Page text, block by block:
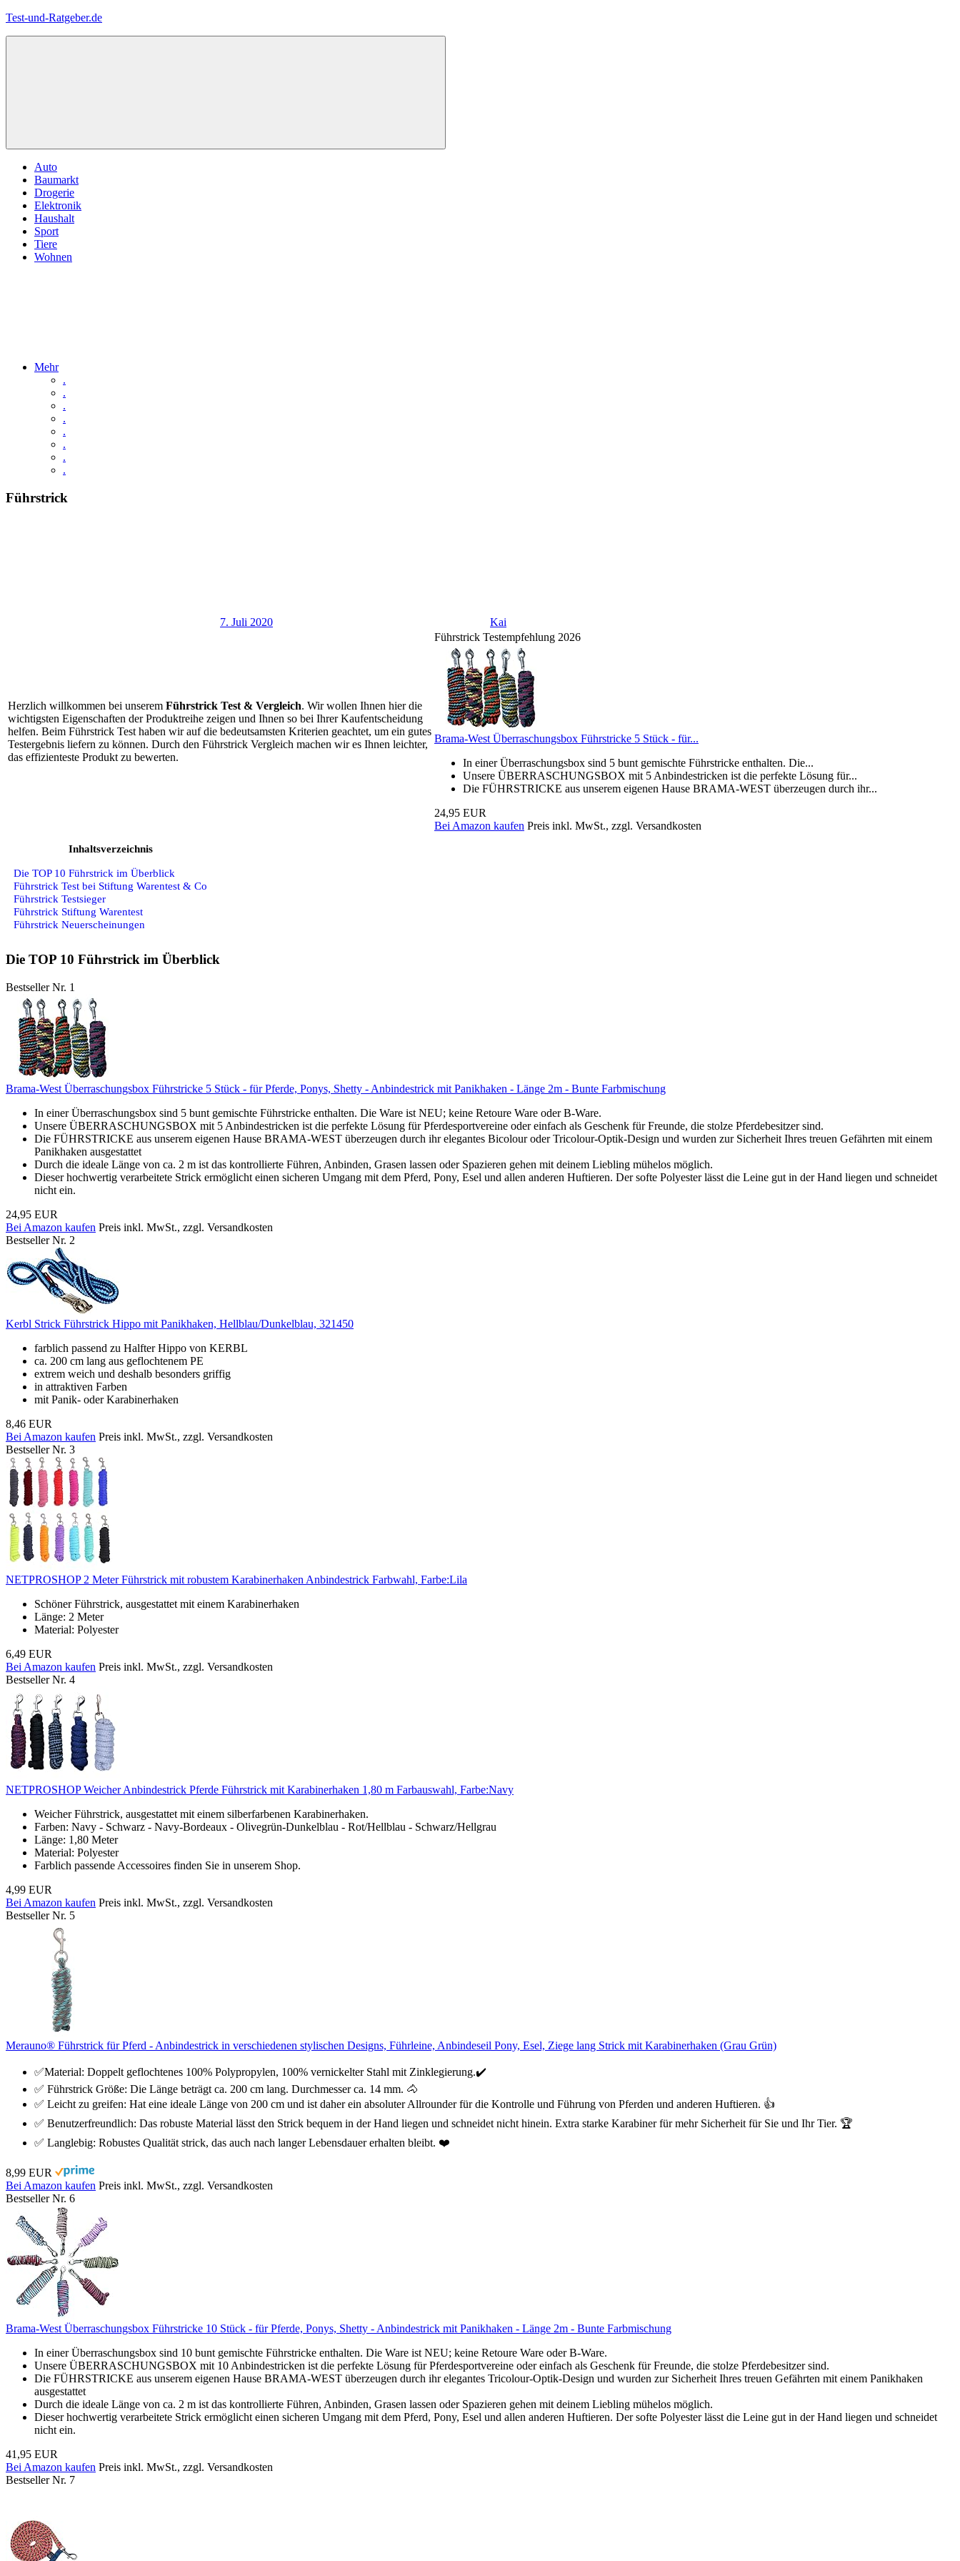
Zum
Test-und-Ratgeber.de
Menü
Auto
Baumarkt
Drogerie
Elektronik
Haushalt
Sport
Tiere
Wohnen
Mehr
.
.
.
.
.
.
.
.
Führstrick
7. Juli 2020 Kai
Herzlich willkommen bei unserem Führstrick Test & Vergleich. Wir wollen Ihnen hier die
wichtigsten Eigenschaften der Produktreihe zeigen und Ihnen so bei Ihrer Kaufentscheidung
helfen. Beim Führstrick Test haben wir auf die bedeutsamsten Kriterien geachtet, um ein gutes
Testergebnis liefern zu können. Durch den Führstrick Vergleich machen wir es Ihnen leichter,
das effizienteste Produkt zu bewerten.
Führstrick Testempfehlung 2026
Brama-West Überraschungsbox Führstricke 5 Stück - für...
In einer Überraschungsbox sind 5 bunt gemischte Führstricke enthalten. Die...
Unsere ÜBERRASCHUNGSBOX mit 5 Anbindestricken ist die perfekte Lösung für...
Die FÜHRSTRICKE aus unserem eigenen Hause BRAMA-WEST überzeugen durch ihr...
24,95 EUR
Bei Amazon kaufen Preis inkl. MwSt., zzgl. Versandkosten
Inhaltsverzeichnis
Die TOP 10 Führstrick im Überblick
Führstrick Test bei Stiftung Warentest & Co
Führstrick Testsieger
Führstrick Stiftung Warentest
Führstrick Neuerscheinungen
Die TOP 10 Führstrick im Überblick
Bestseller Nr. 1
Brama-West Überraschungsbox Führstricke 5 Stück - für Pferde, Ponys, Shetty - Anbindestrick mit Panikhaken - Länge 2m - Bunte Farbmischung
In einer Überraschungsbox sind 5 bunt gemischte Führstricke enthalten. Die Ware ist NEU; keine Retoure Ware oder B-Ware.
Unsere ÜBERRASCHUNGSBOX mit 5 Anbindestricken ist die perfekte Lösung für Pferdesportvereine oder einfach als Geschenk für Freunde, die stolze Pferdebesitzer sind.
Die FÜHRSTRICKE aus unserem eigenen Hause BRAMA-WEST überzeugen durch ihr elegantes Bicolour oder Tricolour-Optik-Design und wurden zur Sicherheit Ihres treuen Gefährten mit einem
Panikhaken ausgestattet
Durch die ideale Länge von ca. 2 m ist das kontrollierte Führen, Anbinden, Grasen lassen oder Spazieren gehen mit deinem Liebling mühelos möglich.
Dieser hochwertig verarbeitete Strick ermöglicht einen sicheren Umgang mit dem Pferd, Pony, Esel und allen anderen Huftieren. Der softe Polyester lässt die Leine gut in der Hand liegen und schneidet
nicht ein.
24,95 EUR
Bei Amazon kaufen Preis inkl. MwSt., zzgl. Versandkosten
Bestseller Nr. 2
Kerbl Strick Führstrick Hippo mit Panikhaken, Hellblau/Dunkelblau, 321450
farblich passend zu Halfter Hippo von KERBL
ca. 200 cm lang aus geflochtenem PE
extrem weich und deshalb besonders griffig
in attraktiven Farben
mit Panik- oder Karabinerhaken
8,46 EUR
Bei Amazon kaufen Preis inkl. MwSt., zzgl. Versandkosten
Bestseller Nr. 3
NETPROSHOP 2 Meter Führstrick mit robustem Karabinerhaken Anbindestrick Farbwahl, Farbe:Lila
Schöner Führstrick, ausgestattet mit einem Karabinerhaken
Länge: 2 Meter
Material: Polyester
6,49 EUR
Bei Amazon kaufen Preis inkl. MwSt., zzgl. Versandkosten
Bestseller Nr. 4
NETPROSHOP Weicher Anbindestrick Pferde Führstrick mit Karabinerhaken 1,80 m Farbauswahl, Farbe:Navy
Weicher Führstrick, ausgestattet mit einem silberfarbenen Karabinerhaken.
Farben: Navy - Schwarz - Navy-Bordeaux - Olivegrün-Dunkelblau - Rot/Hellblau - Schwarz/Hellgrau
Länge: 1,80 Meter
Material: Polyester
Farblich passende Accessoires finden Sie in unserem Shop.
4,99 EUR
Bei Amazon kaufen Preis inkl. MwSt., zzgl. Versandkosten
Bestseller Nr. 5
Merauno® Führstrick für Pferd - Anbindestrick in verschiedenen stylischen Designs, Führleine, Anbindeseil Pony, Esel, Ziege lang Strick mit Karabinerhaken (Grau Grün)
✅Material: Doppelt geflochtenes 100% Polypropylen, 100% vernickelter Stahl mit Zinklegierung.✔️
✅ Führstrick Größe: Die Länge beträgt ca. 200 cm lang. Durchmesser ca. 14 mm. 🐴
✅ Leicht zu greifen: Hat eine ideale Länge von 200 cm und ist daher ein absoluter Allrounder für die Kontrolle und Führung von Pferden und anderen Huftieren. 👍
✅ Benutzerfreundlich: Das robuste Material lässt den Strick bequem in der Hand liegen und schneidet nicht hinein. Extra starke Karabiner für mehr Sicherheit für Sie und Ihr Tier. 🏆
✅ Langlebig: Robustes Qualität strick, das auch nach langer Lebensdauer erhalten bleibt. ❤️
8,99 EUR
Bei Amazon kaufen Preis inkl. MwSt., zzgl. Versandkosten
Bestseller Nr. 6
Brama-West Überraschungsbox Führstricke 10 Stück - für Pferde, Ponys, Shetty - Anbindestrick mit Panikhaken - Länge 2m - Bunte Farbmischung
In einer Überraschungsbox sind 10 bunt gemischte Führstricke enthalten. Die Ware ist NEU; keine Retoure Ware oder B-Ware.
Unsere ÜBERRASCHUNGSBOX mit 10 Anbindestricken ist die perfekte Lösung für Pferdesportvereine oder einfach als Geschenk für Freunde, die stolze Pferdebesitzer sind.
Die FÜHRSTRICKE aus unserem eigenen Hause BRAMA-WEST überzeugen durch ihr elegantes Tricolour-Optik-Design und wurden zur Sicherheit Ihres treuen Gefährten mit einem Panikhaken
ausgestattet
Durch die ideale Länge von ca. 2 m ist das kontrollierte Führen, Anbinden, Grasen lassen oder Spazieren gehen mit deinem Liebling mühelos möglich.
Dieser hochwertig verarbeitete Strick ermöglicht einen sicheren Umgang mit dem Pferd, Pony, Esel und allen anderen Huftieren. Der softe Polyester lässt die Leine gut in der Hand liegen und schneidet
nicht ein.
41,95 EUR
Bei Amazon kaufen Preis inkl. MwSt., zzgl. Versandkosten
Bestseller Nr. 7